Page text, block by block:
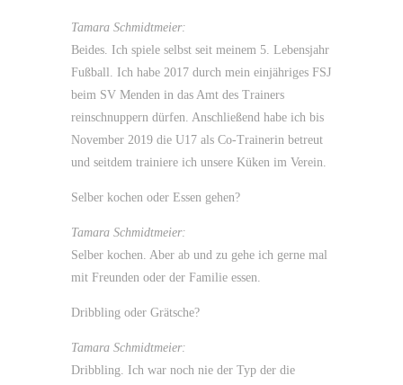
Tamara Schmidtmeier:
Beides. Ich spiele selbst seit meinem 5. Lebensjahr
Fußball. Ich habe 2017 durch mein einjähriges FSJ
beim SV Menden in das Amt des Trainers
reinschnuppern dürfen. Anschließend habe ich bis
November 2019 die U17 als Co-Trainerin betreut
und seitdem trainiere ich unsere Küken im Verein.
Selber kochen oder Essen gehen?
Tamara Schmidtmeier:
Selber kochen. Aber ab und zu gehe ich gerne mal
mit Freunden oder der Familie essen.
Dribbling oder Grätsche?
Tamara Schmidtmeier:
Dribbling. Ich war noch nie der Typ der die